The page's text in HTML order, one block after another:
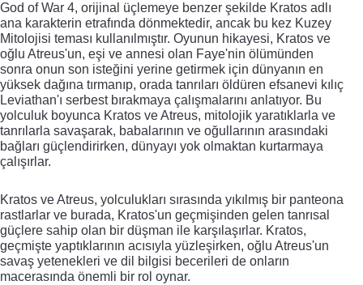
God of War 4, orijinal üçlemeye benzer şekilde Kratos adlı
ana karakterin etrafında dönmektedir, ancak bu kez Kuzey
Mitolojisi teması kullanılmıştır. Oyunun hikayesi, Kratos ve
oğlu Atreus'un, eşi ve annesi olan Faye'nin ölümünden
sonra onun son isteğini yerine getirmek için dünyanın en
yüksek dağına tırmanıp, orada tanrıları öldüren efsanevi kılıç
Leviathan'ı serbest bırakmaya çalışmalarını anlatıyor. Bu
yolculuk boyunca Kratos ve Atreus, mitolojik yaratıklarla ve
tanrılarla savaşarak, babalarının ve oğullarının arasındaki
bağları güçlendirirken, dünyayı yok olmaktan kurtarmaya
çalışırlar.
Kratos ve Atreus, yolculukları sırasında yıkılmış bir panteona
rastlarlar ve burada, Kratos'un geçmişinden gelen tanrısal
güçlere sahip olan bir düşman ile karşılaşırlar. Kratos,
geçmişte yaptıklarının acısıyla yüzleşirken, oğlu Atreus'un
savaş yetenekleri ve dil bilgisi becerileri de onların
macerasında önemli bir rol oynar.